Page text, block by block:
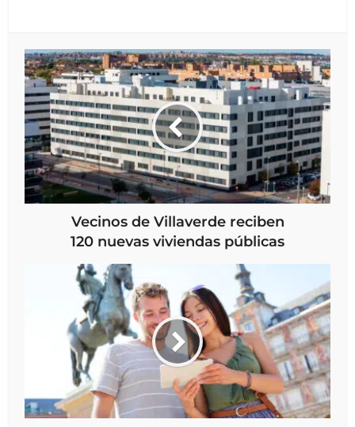
Vecinos de Villaverde reciben
120 nuevas viviendas públicas